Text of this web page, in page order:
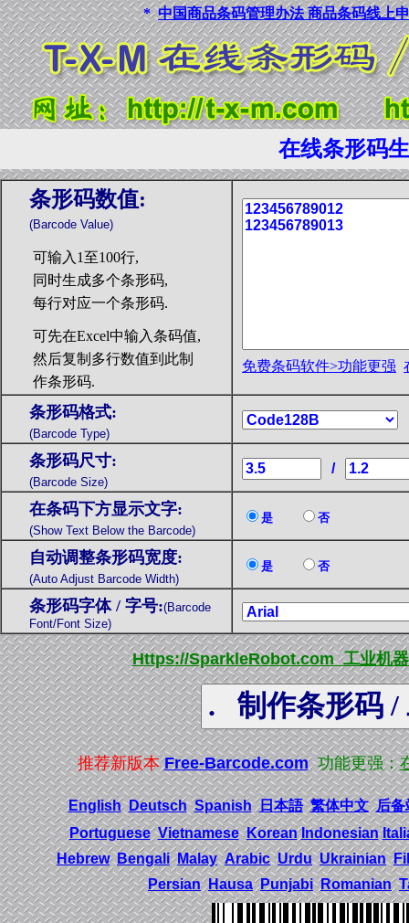
* 中国商品条码管理办法 商品条码线上
在线条形码
条形码数值:
(Barcode Value)
可输入1至100行,
同时生成多个条形码,
每行对应一个条形码.
可先在Excel中输入条码值,
然后复制多行数值到此制
作条形码.
免费条码软件>功能更强
条形码格式:
(Barcode Type)
条形码尺寸:
(Barcode Size)
/
在条码下方显示文字:
(Show Text Below the Barcode)
是 否
自动调整条形码宽度:
(Auto Adjust Barcode Width)
是 否
条形码字体 / 字号:(Barcode
Font/Font Size)
Https://SparkleRobot.com 工业机
推荐新版本 Free-Barcode.com 功能更强：
English Deutsch Spanish 日本語 繁体中文 后备
Portuguese Vietnamese Korean Indonesian
Hebrew Bengali Malay Arabic Urdu Ukrainian
Persian Hausa Punjabi Romanian